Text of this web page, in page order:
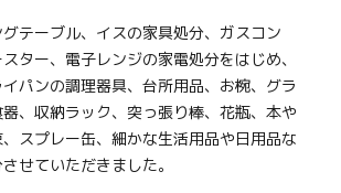
テーブル、イスの家具処分、ガスコン
ター、電子レンジの家電処分をはじめ、
パンの調理器具、台所用品、お椀、グラ
、収納ラック、突っ張り棒、花瓶、本や
スプレー缶、細かな生活用品や日用品な
せていただきました。